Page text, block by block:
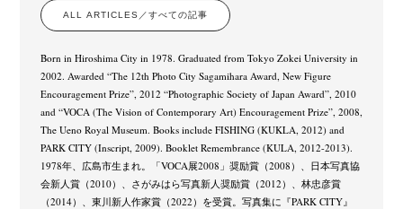
ALL ARTICLES／すべての記事
Born in Hiroshima City in 1978. Graduated from Tokyo Zokei University in
2002. Awarded “The 12th Photo City Sagamihara Award, New Figure
Encouragement Prize”, 2012 “Photographic Society of Japan Award”, 2010
and “VOCA (The Vision of Contemporary Art) Encouragement Prize”, 2008,
The Ueno Royal Museum. Books include FISHING (KUKLA, 2012) and
PARK CITY (Inscript, 2009). Booklet Remembrance (KULA, 2012-2013).
1978年、広島市生まれ。「VOCA展2008」奨励賞（2008）、日本写真協
会新人賞（2010）、さがみはら写真新人奨励賞（2012）、林忠彦賞
（2014）、東川新人作家賞（2022）を受賞。写真集に『PARK CITY』